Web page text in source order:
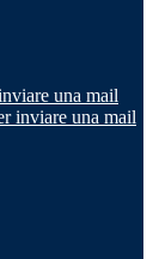
una mail
inviare una mail